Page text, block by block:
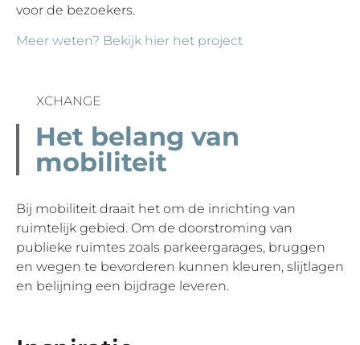
voor de bezoekers.
Meer weten? Bekijk hier het project
XCHANGE
Het belang van
mobiliteit
Bij mobiliteit draait het om de inrichting van
ruimtelijk gebied. Om de doorstroming van
publieke ruimtes zoals parkeergarages, bruggen
en wegen te bevorderen kunnen kleuren, slijtlagen
en belijning een bijdrage leveren.